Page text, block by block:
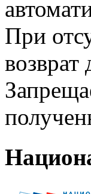
При